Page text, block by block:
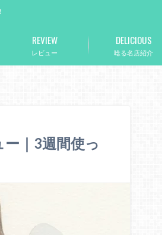
レビュー
REVIEW
唸る名店紹介
DELICIOUS
｜3週間使っ